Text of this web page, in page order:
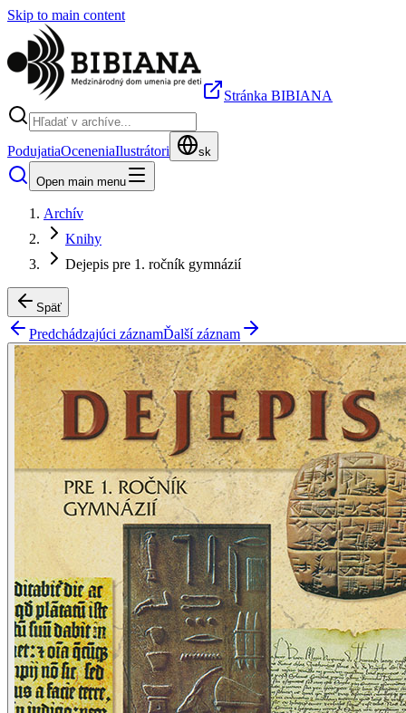
Skip to main content
Stránka BIBIANA
PodujatiaOceneniaIlustrátori sk
Open main menu
Archív
Knihy
Dejepis pre 1. ročník gymnázií
Späť
Predchádzajúci záznamĎalší záznam